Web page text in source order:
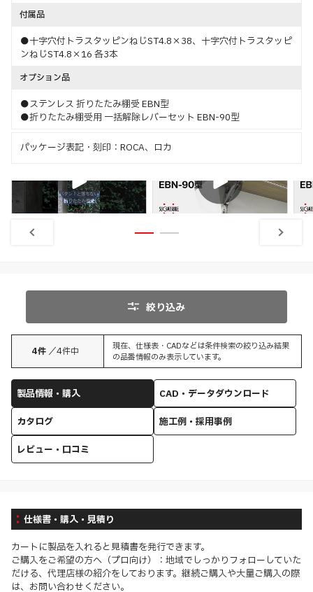
付属品
●十字穴付トラスタッピンねじST4.8×38、十字穴付トラスタッピ
ンねじST4.8×16 各3本
オプション品
●ステンレス 折りたたみ棚受 EBN型
●折りたたみ棚受用 一括解除レバーセット EBN-90型
パッケージ表記・刻印：ROCA、ロカ
絞り込み
4件 ／4件中
現在、仕様表・CADなどは条件検索の絞り込み結果
の品番情報のみ表示しています。
製品情報・購入
CAD・データダウンロード
カタログ
施工例・採用事例
レビュー・口コミ
仕様書・購入・見積り
カートに製品を入れると見積書を発行できます。
ご購入をご希望の方へ（プロ向け）：地域でしっかりフォローしていた
だける、代理店様の紹介をしております。継続ご購入や大量ご購入の際
は、お問い合わせください。